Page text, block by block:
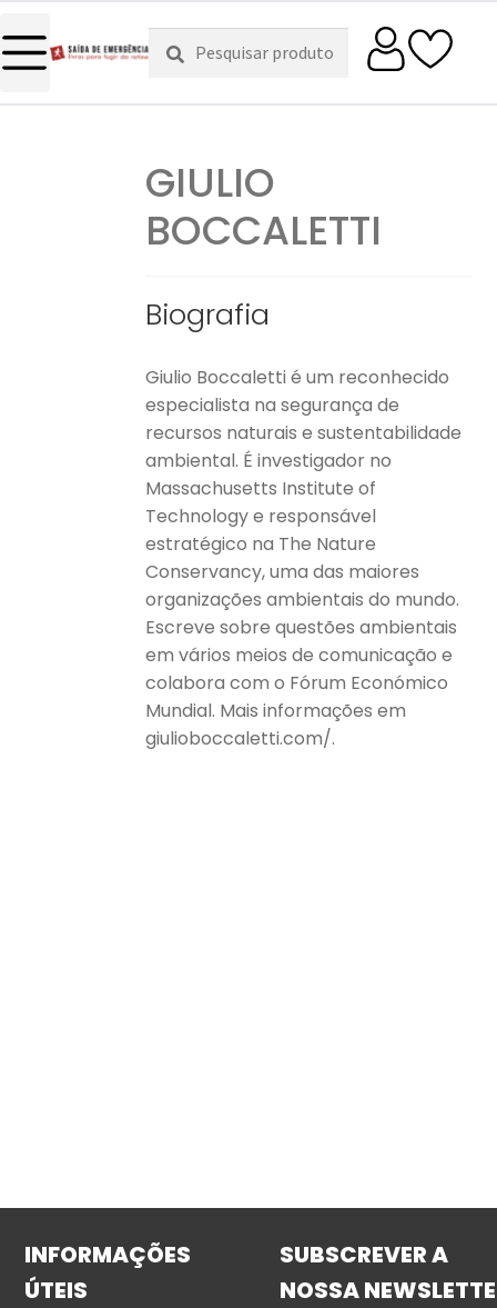
Pesquisar
por:
Pesquisa
GIULIO
BOCCALETTI
Biografia
Giulio Boccaletti é um reconhecido
especialista na segurança de
recursos naturais e sustentabilidade
ambiental. É investigador no
Massachusetts Institute of
Technology e responsável
estratégico na The Nature
Conservancy, uma das maiores
organizações ambientais do mundo.
Escreve sobre questões ambientais
em vários meios de comunicação e
colabora com o Fórum Económico
Mundial. Mais informações em
giulioboccaletti.com/.
INFORMAÇÕES
ÚTEIS
SUBSCREVER A
NOSSA